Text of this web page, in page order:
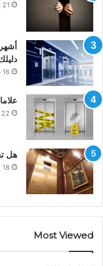
21 يوليو، 2021
16 فبراير، 2021
22 أغسطس، 2024
هل
18 يوليو، 2021
Most Viewed